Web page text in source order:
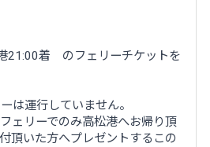
21:00着 のフェリーチケットを
は運行していません。
ェリーでのみ高松港へお帰り頂
頂いた方へプレゼントするこの